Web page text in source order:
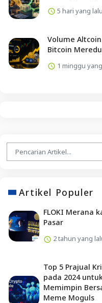
5 hari yang lalu
Volume
Bitcoin
1 minggu
Artikel Populer
FLOKI Merana
Pasar
2 tahun yang
Top 5 Prajual
pada 2024
Memimpin
Meme Moguls